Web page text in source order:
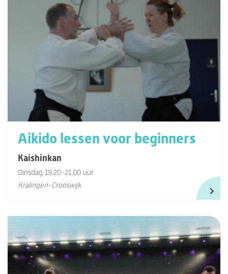
Aikido lessen voor beginners
Kaishinkan
Dinsdag 19.20-21.00 uur
Kralingen-Crooswijk